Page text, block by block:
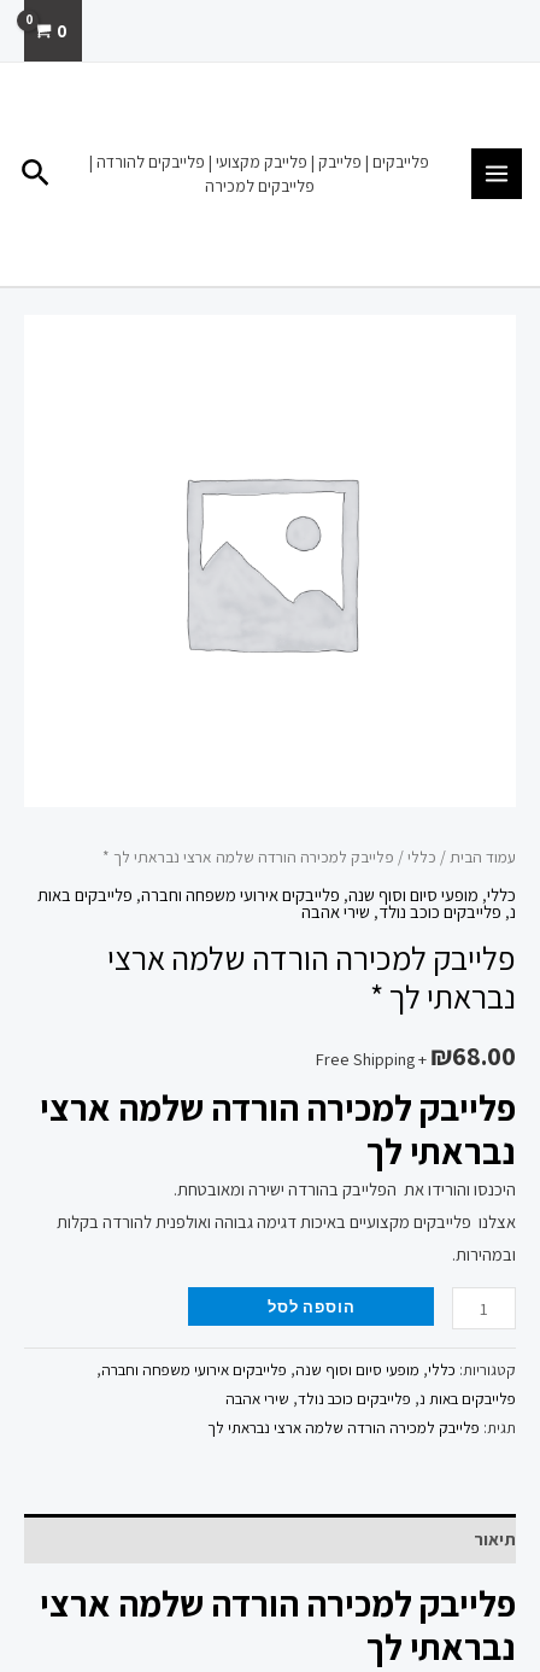
0
פלייבקים | פלייבק | פלייבק מקצועי | פלייבקים להורדה |
פלייבקים למכירה
עמוד הבית/ כללי/ פלייבק למכירה הורדה שלמה ארצי נבראתי לך *
כללי, מופעי סיום וסוף שנה, פלייבקים אירועי משפחה וחברה, פלייבקים באות
נ, פלייבקים כוכב נולד, שירי אהבה
פלייבק למכירה הורדה שלמה ארצי
נבראתי לך *
₪68.00
+ Free Shipping
פלייבק למכירה הורדה שלמה ארצי
נבראתי לך
היכנסו והורידו את הפלייבק בהורדה ישירה ומאובטחת.
אצלנו פלייבקים מקצועיים באיכות דגימה גבוהה ואולפנית להורדה בקלות
ובמהירות.
הוספה לסל
קטגוריות: כללי, מופעי סיום וסוף שנה, פלייבקים אירועי משפחה וחברה,
פלייבקים באות נ, פלייבקים כוכב נולד, שירי אהבה
תגית: פלייבק למכירה הורדה שלמה ארצי נבראתי לך
תיאור
פלייבק למכירה הורדה שלמה ארצי
נבראתי לך